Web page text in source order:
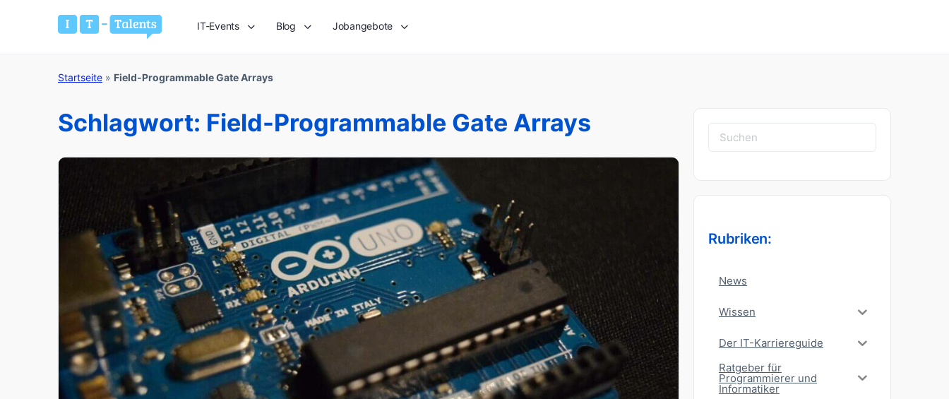
IT-Events Blog Jobangebote
Startseite » Field-Programmable Gate Arrays
Schlagwort: Field-Programmable Gate Arrays
Suchen
nach:
Rubriken:
News
Wissen
Der IT-Karriereguide
Ratgeber für
Programmierer und
Informatiker